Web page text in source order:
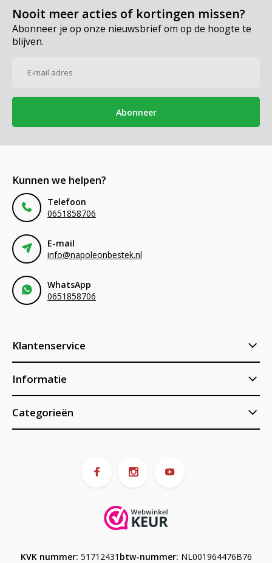
Nooit meer acties of kortingen missen?
Abonneer je op onze nieuwsbrief om op de hoogte te
blijven.
Abonneer
Kunnen we helpen?
Telefoon
0651858706
E-mail
info@napoleonbestek.nl
WhatsApp
0651858706
Klantenservice
Informatie
Categorieën
KVK nummer: 51712431 btw-nummer: NL001964476B76